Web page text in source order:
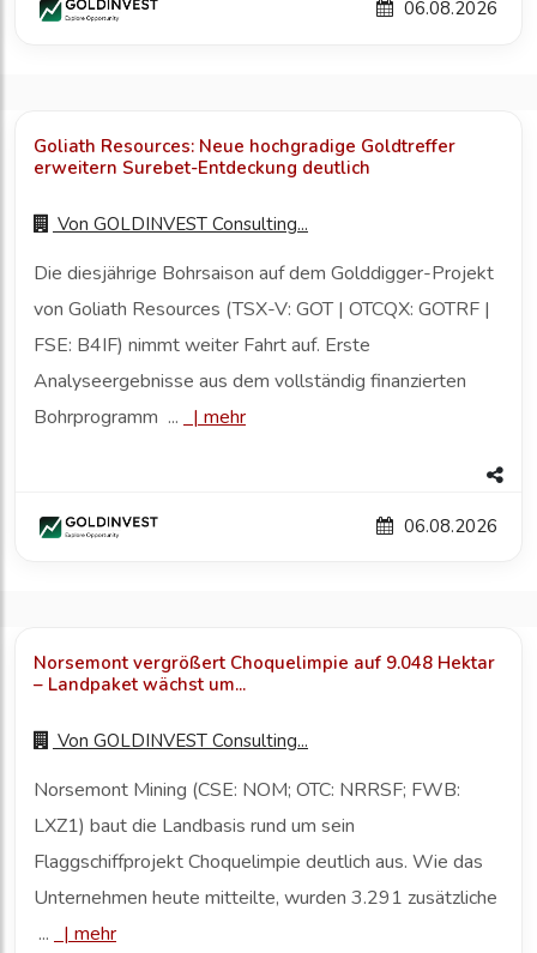
06.08.2026
Goliath Resources: Neue hochgradige Goldtreffer
erweitern Surebet-Entdeckung deutlich
Von GOLDINVEST Consulting...
Die diesjährige Bohrsaison auf dem Golddigger-Projekt
von Goliath Resources (TSX-V: GOT | OTCQX: GOTRF |
FSE: B4IF) nimmt weiter Fahrt auf. Erste
Analyseergebnisse aus dem vollständig finanzierten
Bohrprogramm ...
| mehr
06.08.2026
Norsemont vergrößert Choquelimpie auf 9.048 Hektar
– Landpaket wächst um...
Von GOLDINVEST Consulting...
Norsemont Mining (CSE: NOM; OTC: NRRSF; FWB:
LXZ1) baut die Landbasis rund um sein
Flaggschiffprojekt Choquelimpie deutlich aus. Wie das
Unternehmen heute mitteilte, wurden 3.291 zusätzliche
... |mehr